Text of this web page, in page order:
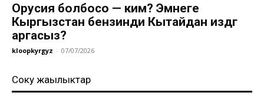
Орусия болбосо — ким? Эмнеге
Кыргызстан бензинди Кытайдан издөөгө
аргасыз?
kloopkyrgyz - 07/07/2026
Соңку жаңылыктар